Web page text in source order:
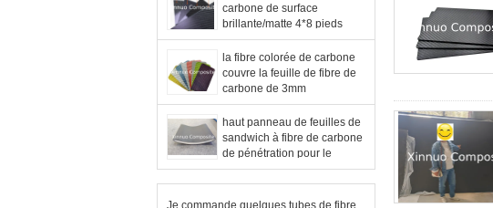
carbone de surface
brillante/matte 4*8 pieds
la fibre colorée de carbone
couvre la feuille de fibre de
carbone de 3mm
haut panneau de feuilles de
sandwich à fibre de carbone
de pénétration pour le
panneau médical de lit de lit
de fibre médicale de
carbone
Je commande quelques tubes de fibre